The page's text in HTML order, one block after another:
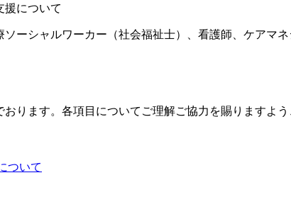
援について
ーシャルワーカー（社会福祉士）、看護師、ケアマ
ります。各項目についてご理解ご協力を賜りますよう
ついて